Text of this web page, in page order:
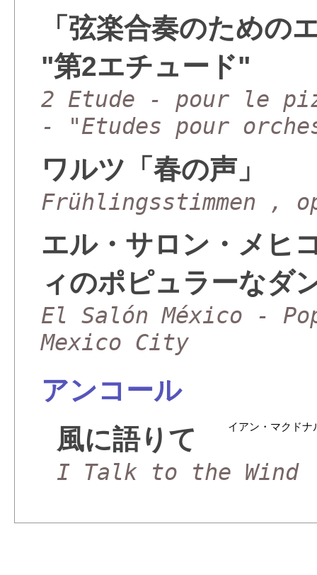
「弦楽合奏のための
"第2エチュード"
2 Etude - pour le
- "Etudes pour
ワルツ「春の声」
Frühlingsstimmen ,
エル・サロン・メヒ
ィのポピュラーなダ
El Salón México -
Mexico City
アンコール
イアン・マクドナ
風に語りて
I Talk to the Wind